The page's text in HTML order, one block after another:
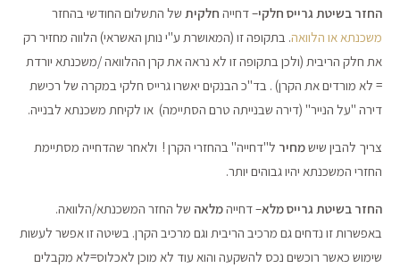
החזר בשיטת גרייס חלקי– דחייה חלקית של התשלום החודשי בהחזר
משכנתא או הלוואה. בתקופה זו (המאושרת ע"י נותן האשראי) הלווה מחזיר רק
את חלק הריבית (ולכן בתקופה זו לא נראה את קרן ההלוואה /משכנתא יורדת
= לא מורדים את הקרן) . בד"כ הבנקים יאשרו גרייס חלקי במקרה של רכישת
דירה "על הנייר" (דירה שבנייתה טרם הסתיימה) או לקיחת משכנתא לבנייה.
צריך להבין שישמחיר ל"דחייה" בהחזרי הקרן ! ולאחר שהדחייה מסתיימת
החזרי המשכנתא יהיו גבוהים יותר.
החזר בשיטת גרייס מלא– דחייהמלאה של החזר המשכנתא/הלוואה.
באפשרות זו נדחים גם מרכיב הריבית וגם מרכיב הקרן. בשיטה זו אפשר לעשות
שימוש כאשר רוכשים נכס להשקעה והוא עוד לא מוכן לאכלוס=לא מקבלים